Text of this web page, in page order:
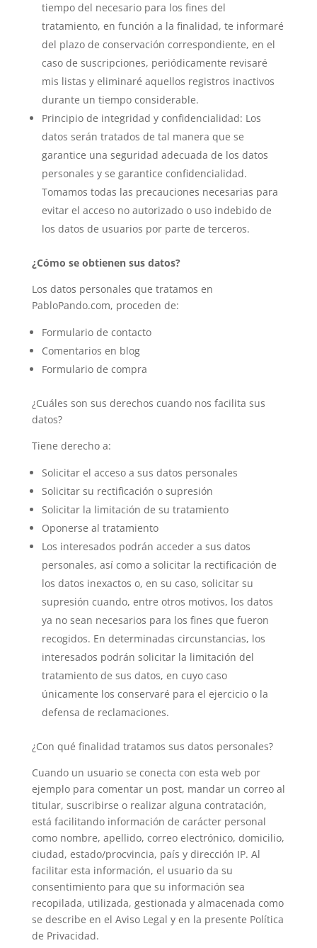
tiempo del necesario para los fines del
tratamiento, en función a la finalidad, te informaré
del plazo de conservación correspondiente, en el
caso de suscripciones, periódicamente revisaré
mis listas y eliminaré aquellos registros inactivos
durante un tiempo considerable.
Principio de integridad y confidencialidad: Los
datos serán tratados de tal manera que se
garantice una seguridad adecuada de los datos
personales y se garantice confidencialidad.
Tomamos todas las precauciones necesarias para
evitar el acceso no autorizado o uso indebido de
los datos de usuarios por parte de terceros.
¿Cómo se obtienen sus datos?
Los datos personales que tratamos en
PabloPando.com, proceden de:
Formulario de contacto
Comentarios en blog
Formulario de compra
¿Cuáles son sus derechos cuando nos facilita sus
datos?
Tiene derecho a:
Solicitar el acceso a sus datos personales
Solicitar su rectificación o supresión
Solicitar la limitación de su tratamiento
Oponerse al tratamiento
Los interesados podrán acceder a sus datos
personales, así como a solicitar la rectificación de
los datos inexactos o, en su caso, solicitar su
supresión cuando, entre otros motivos, los datos
ya no sean necesarios para los fines que fueron
recogidos. En determinadas circunstancias, los
interesados podrán solicitar la limitación del
tratamiento de sus datos, en cuyo caso
únicamente los conservaré para el ejercicio o la
defensa de reclamaciones.
¿Con qué finalidad tratamos sus datos personales?
Cuando un usuario se conecta con esta web por
ejemplo para comentar un post, mandar un correo al
titular, suscribirse o realizar alguna contratación,
está facilitando información de carácter personal
como nombre, apellido, correo electrónico, domicilio,
ciudad, estado/procvincia, país y dirección IP. Al
facilitar esta información, el usuario da su
consentimiento para que su información sea
recopilada, utilizada, gestionada y almacenada como
se describe en el Aviso Legal y en la presente Política
de Privacidad.